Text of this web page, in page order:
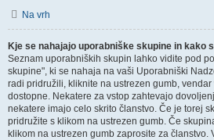
Na vrh
Kje se nahajajo uporabniške skupine in kako
Seznam uporabniških skupin lahko vidite pod
skupine", ki se nahaja na vaši Uporabniški
radi pridružili, kliknite na ustrezen gumb,
dostopne. Nekatere za vstop zahtevajo
nekatere imajo celo skrito članstvo. Če je torej
pridružite s klikom na ustrezen gumb. Če
klikom na ustrezen gumb zaprosite za članstvo.